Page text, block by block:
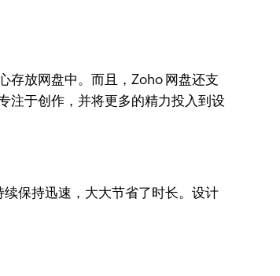
存放网盘中。而且，Zoho 网盘还支
注于创作，并将更多的精力投入到设
保持迅速，大大节省了时长。设计